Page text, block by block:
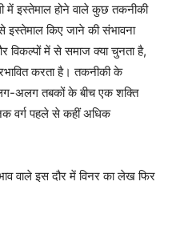
में इस्तेमाल होने वाले कुछ तकनीकी
किए जाने की संभावना
विकल्पों में से समाज क्या चुनता है,
करता है। तकनीकी के
अलग तबकों के बीच एक शक्ति
वर्ग पहले से कहीं अधिक
वाले इस दौर में विनर का लेख फिर